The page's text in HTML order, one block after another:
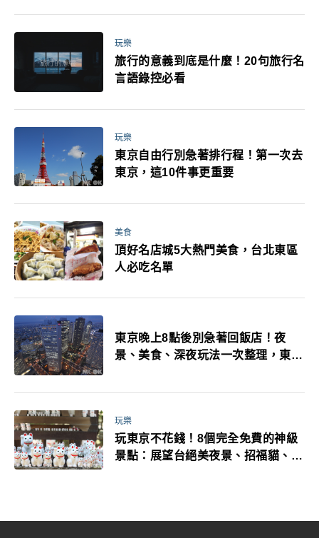
玩樂
旅行的意義到底是什麼！20句旅行名
言語錄控必看
玩樂
東京自由行別急著排行程！第一次去
東京，這10件事更重要
美食
頂好名店城5大熱門美食，台北東區
人必吃名單
東京晚上8點後別急著回飯店！夜
景、美食、深夜玩法一次整理，東京
玩樂
玩東京不花錢！8個完全免費的神級
景點：展望台絕美夜景、招福貓、皇